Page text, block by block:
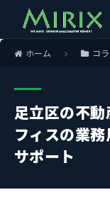
ホーム コ
足立区の不
フィスの業
サポート